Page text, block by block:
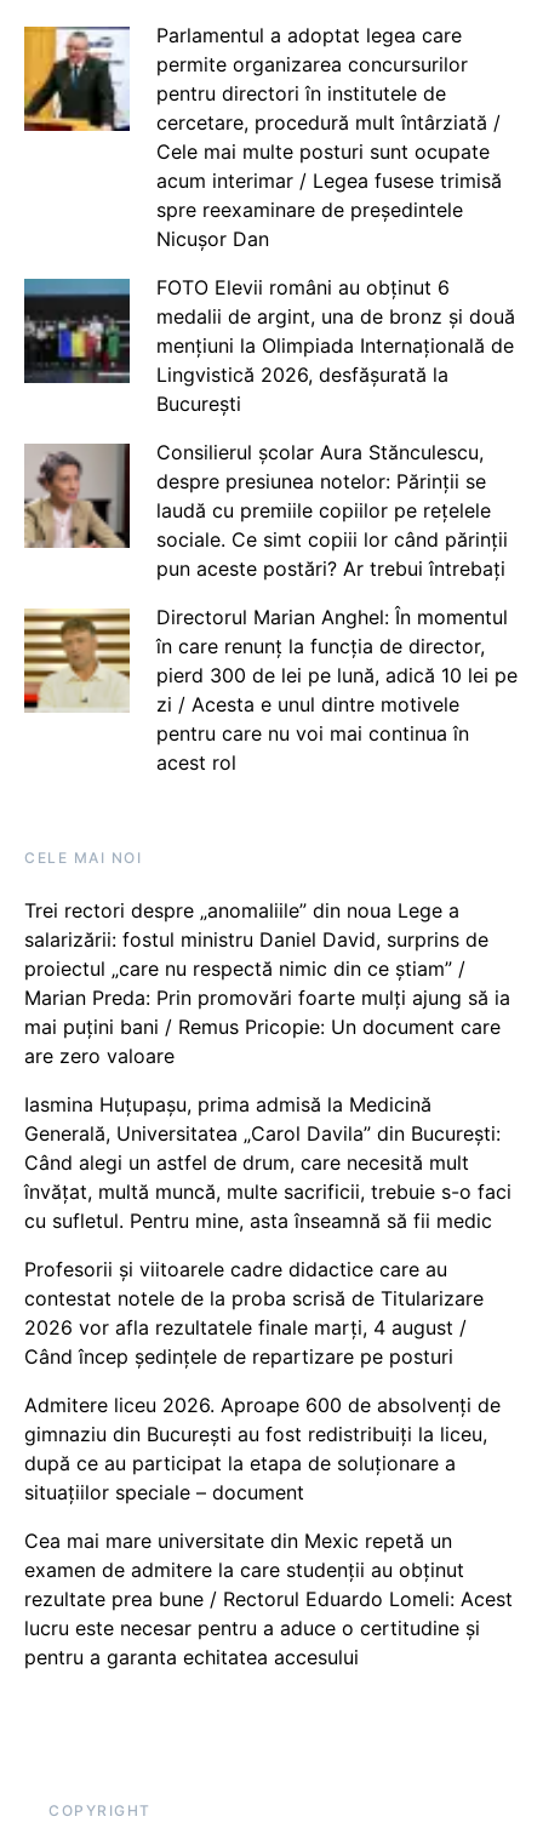
Parlamentul a adoptat legea care
permite organizarea concursurilor
pentru directori în institutele de
cercetare, procedură mult întârziată /
Cele mai multe posturi sunt ocupate
acum interimar / Legea fusese trimisă
spre reexaminare de președintele
Nicușor Dan
FOTO Elevii români au obținut 6
medalii de argint, una de bronz și două
mențiuni la Olimpiada Internațională de
Lingvistică 2026, desfășurată la
București
Consilierul școlar Aura Stănculescu,
despre presiunea notelor: Părinții se
laudă cu premiile copiilor pe rețelele
sociale. Ce simt copiii lor când părinții
pun aceste postări? Ar trebui întrebați
Directorul Marian Anghel: În momentul
în care renunț la funcția de director,
pierd 300 de lei pe lună, adică 10 lei pe
zi / Acesta e unul dintre motivele
pentru care nu voi mai continua în
acest rol
CELE MAI NOI
Trei rectori despre „anomaliile” din noua Lege a
salarizării: fostul ministru Daniel David, surprins de
proiectul „care nu respectă nimic din ce știam” /
Marian Preda: Prin promovări foarte mulți ajung să ia
mai puțini bani / Remus Pricopie: Un document care
are zero valoare
Iasmina Huțupașu, prima admisă la Medicină
Generală, Universitatea „Carol Davila” din București:
Când alegi un astfel de drum, care necesită mult
învățat, multă muncă, multe sacrificii, trebuie s-o faci
cu sufletul. Pentru mine, asta înseamnă să fii medic
Profesorii și viitoarele cadre didactice care au
contestat notele de la proba scrisă de Titularizare
2026 vor afla rezultatele finale marți, 4 august /
Când încep ședințele de repartizare pe posturi
Admitere liceu 2026. Aproape 600 de absolvenți de
gimnaziu din București au fost redistribuiți la liceu,
după ce au participat la etapa de soluționare a
situațiilor speciale – document
Cea mai mare universitate din Mexic repetă un
examen de admitere la care studenții au obținut
rezultate prea bune / Rectorul Eduardo Lomeli: Acest
lucru este necesar pentru a aduce o certitudine şi
pentru a garanta echitatea accesului
COPYRIGHT